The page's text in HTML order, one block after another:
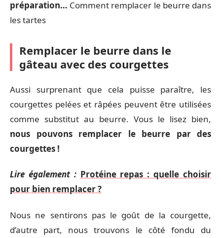
préparation… Comment remplacer le beurre dans
les tartes
Remplacer le beurre dans le
gâteau avec des courgettes
Aussi surprenant que cela puisse paraître, les
courgettes pelées et râpées peuvent être utilisées
comme substitut au beurre. Vous le lisez bien,
nous pouvons remplacer le beurre par des
courgettes !
Lire également : Protéine repas : quelle choisir
pour bien remplacer ?
Nous ne sentirons pas le goût de la courgette,
d’autre part, nous trouvons le côté fondu du